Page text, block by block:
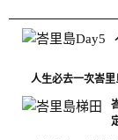
人生必去一次峇里